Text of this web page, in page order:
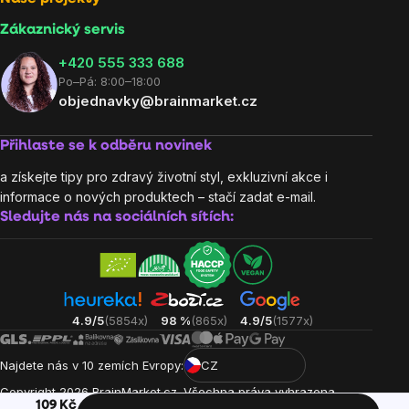
109 Kč
Zákaznický servis
‭+420 555 333 688
Po–Pá: 8:00–18:00
objednavky@brainmarket.cz
Přihlaste se k odběru novinek
a získejte tipy pro zdravý životní styl, exkluzivní akce i
informace o nových produktech – stačí zadat e-mail.
Sledujte nás na sociálních sítích:
4.9/5(5854x) 98 %(865x) 4.9/5(1577x)
Najdete nás v 10 zemích Evropy:
CZ
Copyright2026BrainMarket.cz. Všechna práva vyhrazena.